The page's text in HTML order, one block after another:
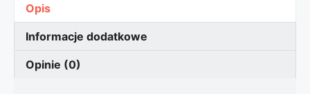
Opis
Informacje dodatkowe
Opinie (0)